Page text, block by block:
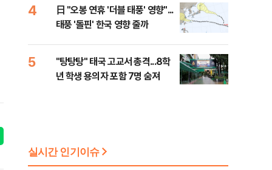
4
日 "오봉 연휴 '더블 태풍' 영향"...
태풍 '돌핀' 한국 영향 줄까
5
"탕탕탕" 태국 고교서 총격...8학
년 학생 용의자 포함 7명 숨져